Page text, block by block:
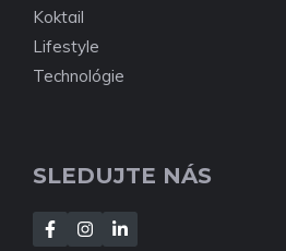
Koktail
Lifestyle
Technológie
SLEDUJTE NÁS